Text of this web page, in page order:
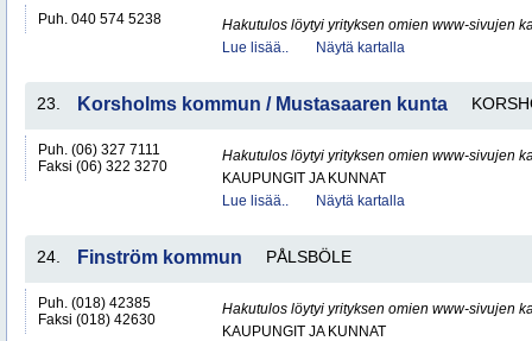
Puh. 040 574 5238
Hakutulos löytyi yrityksen omien www-sivujen
Lue lisää..
Näytä kartalla
23. Korsholms kommun / Mustasaaren kunta
Puh. (06) 327 7111
Faksi (06) 322 3270
Hakutulos löytyi yrityksen omien www-sivujen
KAUPUNGIT JA KUNNAT
Lue lisää..
Näytä kartalla
24. Finström kommun PÅLSBÖLE
Puh. (018) 42385
Faksi (018) 42630
Hakutulos löytyi yrityksen omien www-sivujen
KAUPUNGIT JA KUNNAT